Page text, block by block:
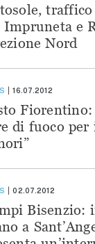
traffico
Impruneta e
Nord
16.07.2012
di fuoco
02.07.2012
Bisenzio:
a